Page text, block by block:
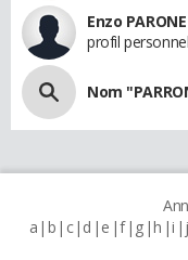
Enzo PARONE
profil
Nom
a b c d e f g h i j